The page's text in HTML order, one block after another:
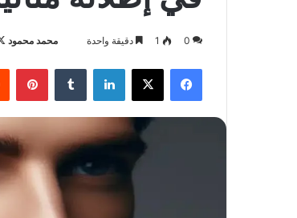
محمد محمود 0
1 دقيقة واحدة
فيسبوك لينكدإن بينتيريست